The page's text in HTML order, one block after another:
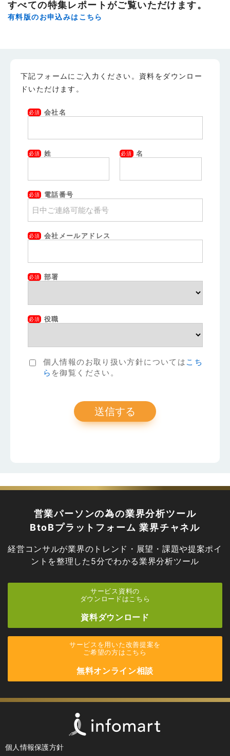
すべての特集レポートがご覧いただけます。
有料版のお申込みはこちら
下記フォームにご入力ください。資料をダウンロー
ドいただけます。
必須 会社名
必須 姓 必須 名
必須 電話番号
必須 会社メールアドレス
必須 部署
必須 役職
個人情報のお取り扱い方針については こち
ら を御覧ください。
営業パーソンの為の業界分析ツール
BtoBプラットフォーム 業界チャネル
経営コンサルが業界のトレンド・展望・課題や提案ポイ
ントを整理した5分でわかる業界分析ツール
サービス資料の
ダウンロードはこちら
資料ダウンロード
サービスを用いた改善提案を
ご希望の方はこちら
無料オンライン相談
個人情報保護方針